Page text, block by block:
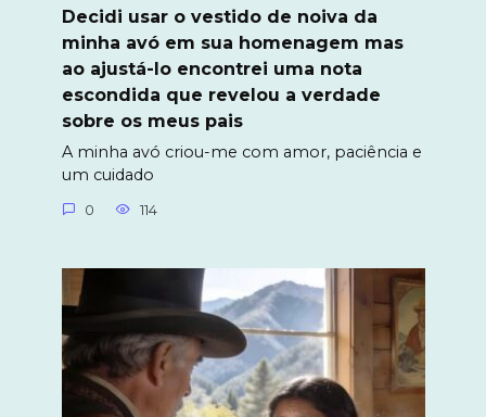
Decidi usar o vestido de noiva da
minha avó em sua homenagem mas
ao ajustá-lo encontrei uma nota
escondida que revelou a verdade
sobre os meus pais
A minha avó criou-me com amor, paciência e
um cuidado
0 114